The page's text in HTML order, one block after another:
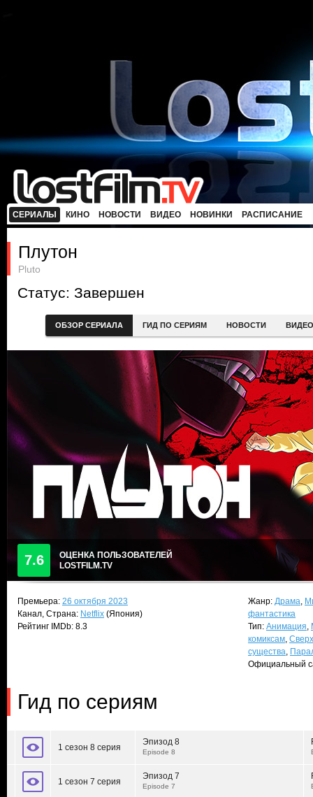
СЕРИАЛЫ КИНО НОВОСТИ ВИДЕО НОВИНКИ РАСПИСАНИЕ
Плутон
Pluto
Статус: Завершен
ОБЗОР СЕРИАЛА ГИД ПО СЕРИЯМ НОВОСТИ ВИДЕО
7.6
ОЦЕНКА ПОЛЬЗОВАТЕЛЕЙ
LOSTFILM.TV
Премьера: 26 октября 2023
Канал, Страна: Netflix (Япония)
Рейтинг IMDb: 8.3
Жанр: Драма,
фантастика
Тип: Анимация,
комиксам,
существа,
Официальный
Гид по сериям
1 сезон 8 серия
Эпизод 8
Episode 8
1 сезон 7 серия
Эпизод 7
Episode 7